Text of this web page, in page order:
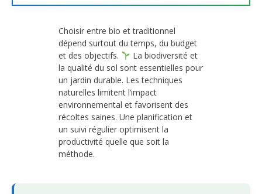
Choisir entre bio et traditionnel
dépend surtout du temps, du budget
et des objectifs.
La biodiversité et
la qualité du sol sont essentielles pour
un jardin durable. Les techniques
naturelles limitent l’impact
environnemental et favorisent des
récoltes saines. Une planification et
un suivi régulier optimisent la
productivité quelle que soit la
méthode.